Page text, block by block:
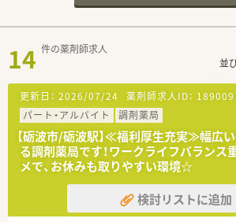
14 件の薬剤師求人
並
更新日： 2026/07/24 薬剤師求人ID： 189009
パート・アルバイト
調剤薬局
【砺波市/砺波駅】≪福利厚生充実≫幅広
る調剤薬局です！ワークライフバランス
メで、お休みも取りやすい環境☆
検討リストに追加